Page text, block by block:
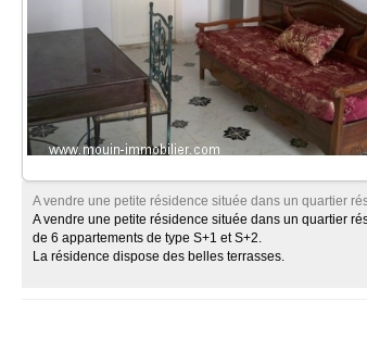
A vendre une petite résidence située dans un quartier
A vendre une petite résidence située dans un quartier
de 6 appartements de type S+1 et S+2.
La résidence dispose des belles terrasses.